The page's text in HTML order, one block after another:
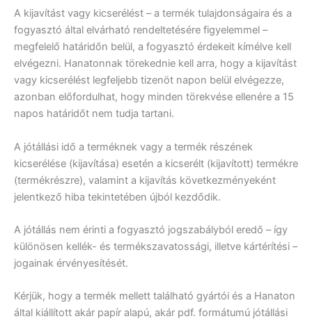
A kijavítást vagy kicserélést – a termék tulajdonságaira és a
fogyasztó által elvárható rendeltetésére figyelemmel –
megfelelő határidőn belül, a fogyasztó érdekeit kímélve kell
elvégezni. Hanatonnak törekednie kell arra, hogy a kijavítást
vagy kicserélést legfeljebb tizenöt napon belül elvégezze,
azonban előfordulhat, hogy minden törekvése ellenére a 15
napos határidőt nem tudja tartani.
A jótállási idő a terméknek vagy a termék részének
kicserélése (kijavítása) esetén a kicserélt (kijavított) termékre
(termékrészre), valamint a kijavítás következményeként
jelentkező hiba tekintetében újból kezdődik.
A jótállás nem érinti a fogyasztó jogszabályból eredő – így
különösen kellék- és termékszavatossági, illetve kártérítési –
jogainak érvényesítését.
Kérjük, hogy a termék mellett található gyártói és a Hanaton
által kiállított akár papír alapú, akár pdf. formátumú jótállási